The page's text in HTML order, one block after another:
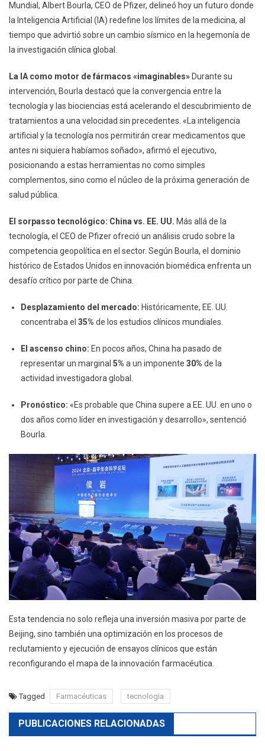
Una
Revolución
Médica
La
IA
Y
Advierte
De
Biomedicina
Mundial, Albert Bourla, CEO de Pfizer, delineó hoy un futuro donde
la Inteligencia Artificial (IA) redefine los límites de la medicina, al
tiempo que advirtió sobre un cambio sísmico en la hegemonía de
la investigación clínica global.
La IA como motor de fármacos «imaginables» Durante su
intervención, Bourla destacó que la convergencia entre la
tecnología y las biociencias está acelerando el descubrimiento de
tratamientos a una velocidad sin precedentes. «La inteligencia
artificial y la tecnología nos permitirán crear medicamentos que
antes ni siquiera habíamos soñado», afirmó el ejecutivo,
posicionando a estas herramientas no como simples
complementos, sino como el núcleo de la próxima generación de
salud pública.
El sorpasso tecnológico: China vs. EE. UU. Más allá de la
tecnología, el CEO de Pfizer ofreció un análisis crudo sobre la
competencia geopolítica en el sector. Según Bourla, el dominio
histórico de Estados Unidos en innovación biomédica enfrenta un
desafío crítico por parte de China.
Desplazamiento del mercado: Históricamente, EE. UU.
concentraba el 35% de los estudios clínicos mundiales.
El ascenso chino: En pocos años, China ha pasado de
representar un marginal 5% a un imponente 30% de la
actividad investigadora global.
Pronóstico: «Es probable que China supere a EE. UU. en uno o
dos años como líder en investigación y desarrollo», sentenció
Bourla.
Esta tendencia no solo refleja una inversión masiva por parte de
Beijing, sino también una optimización en los procesos de
reclutamiento y ejecución de ensayos clínicos que están
reconfigurando el mapa de la innovación farmacéutica.
Tagged Farmacéuticas tecnologia
PUBLICACIONES RELACIONADAS